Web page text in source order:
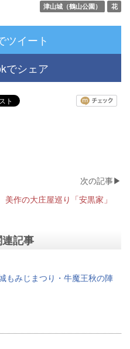
津山城（鶴山公園）
花
ツイート
でシェア
美作の大庄屋巡り「安黒家」
記事
もみじまつり・牛魔王秋の陣